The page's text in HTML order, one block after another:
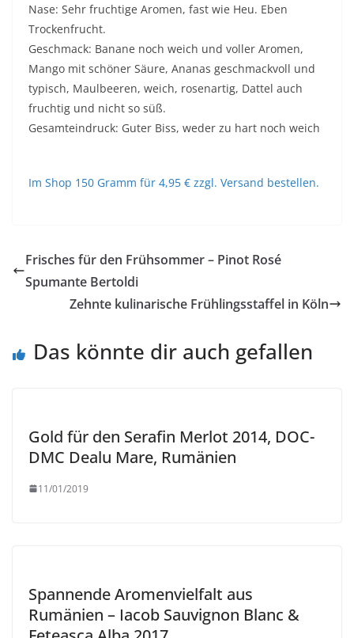
Nase: Sehr fruchtige Aromen, fast wie Heu. Eben
Trockenfrucht.
Geschmack: Banane noch weich und voller Aromen,
Mango mit schöner Säure, Ananas geschmackvoll und
typisch, Maulbeeren, weich, rosenartig, Dattel auch
fruchtig und nicht so süß.
Gesamteindruck: Guter Biss, weder zu hart noch weich
Im Shop 150 Gramm für 4,95 € zzgl. Versand bestellen.
Frisches für den Frühsommer – Pinot Rosé
Spumante Bertoldi
Zehnte kulinarische Frühlingsstaffel in Köln
Das könnte dir auch gefallen
Gold für den Serafin Merlot 2014, DOC-
DMC Dealu Mare, Rumänien
11/01/2019
Spannende Aromenvielfalt aus
Rumänien – Iacob Sauvignon Blanc &